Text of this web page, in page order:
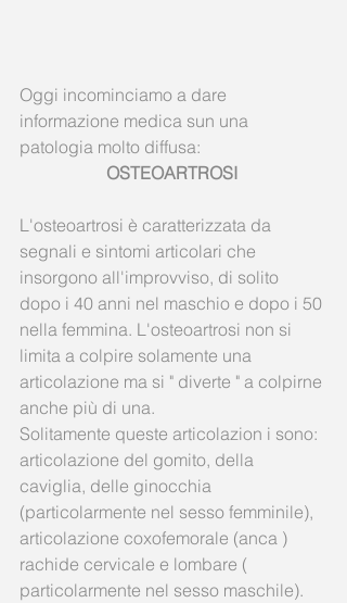
Oggi incominciamo a dare
informazione medica sun una
patologia molto diffusa:
OSTEOARTROSI
L'osteoartrosi è caratterizzata da
segnali e sintomi articolari che
insorgono all'improvviso, di solito
dopo i 40 anni nel maschio e dopo i 50
nella femmina. L'osteoartrosi non si
limita a colpire solamente una
articolazione ma si " diverte " a colpirne
anche più di una.
Solitamente queste articolazion i sono:
articolazione del gomito, della
caviglia, delle ginocchia
(particolarmente nel sesso femminile),
articolazione coxofemorale (anca )
rachide cervicale e lombare (
particolarmente nel sesso maschile).